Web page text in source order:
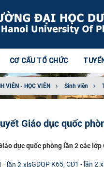
CƠ CẤU TỔ CHỨC
VIÊN - HỌC VIÊN Sinh viên
Giáo dục quốc
dục quốc phòng lần 2 các
GDQP K65, CĐ1 - lần